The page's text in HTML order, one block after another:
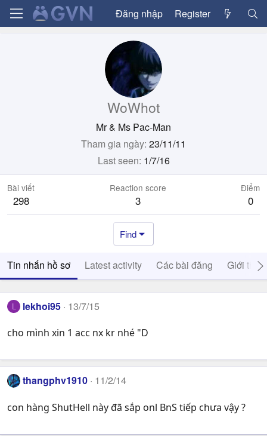
Đăng nhập Register
WoWhot
Mr & Ms Pac-Man
Tham gia ngày 23/11/11
Last seen 1/7/16
Bài viết
298
Reaction score
3
Điểm
0
Find
Tin nhắn hồ sơ Latest activity Các bài đăng Giới thiệu
L lekhoi95 13/7/15
cho mình xin 1 acc nx kr nhé "D
thangphv1910 11/2/14
con hàng ShutHell này đã sắp onl BnS tiếp chưa vậy ?